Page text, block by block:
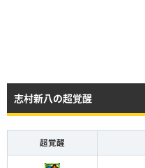
志村新八の超覚醒
超覚醒